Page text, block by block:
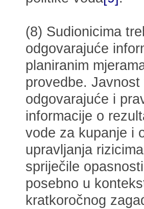
(8) Sudionicima
odgovarajuće
planiranim
provedbe.
odgovarajuće i
informacije o
vode za kupanje i
upravljanja
spriječile
posebno u
kratkoročnog